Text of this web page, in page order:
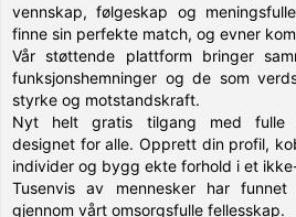
vennskap, følgeskap og
finne sin perfekte match, og evner
Vår støttende plattform bringer
funksjonshemninger og de som
styrke og motstandskraft.
Nyt helt gratis tilgang med fulle
designet for alle. Opprett din profil,
individer og bygg ekte forhold i et
Tusenvis av mennesker har
gjennom vårt omsorgsfulle fellesskap.